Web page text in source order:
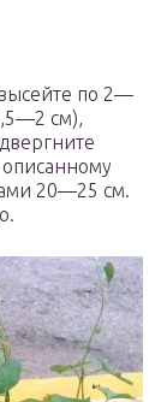
по 2—
см),
20—25 см.